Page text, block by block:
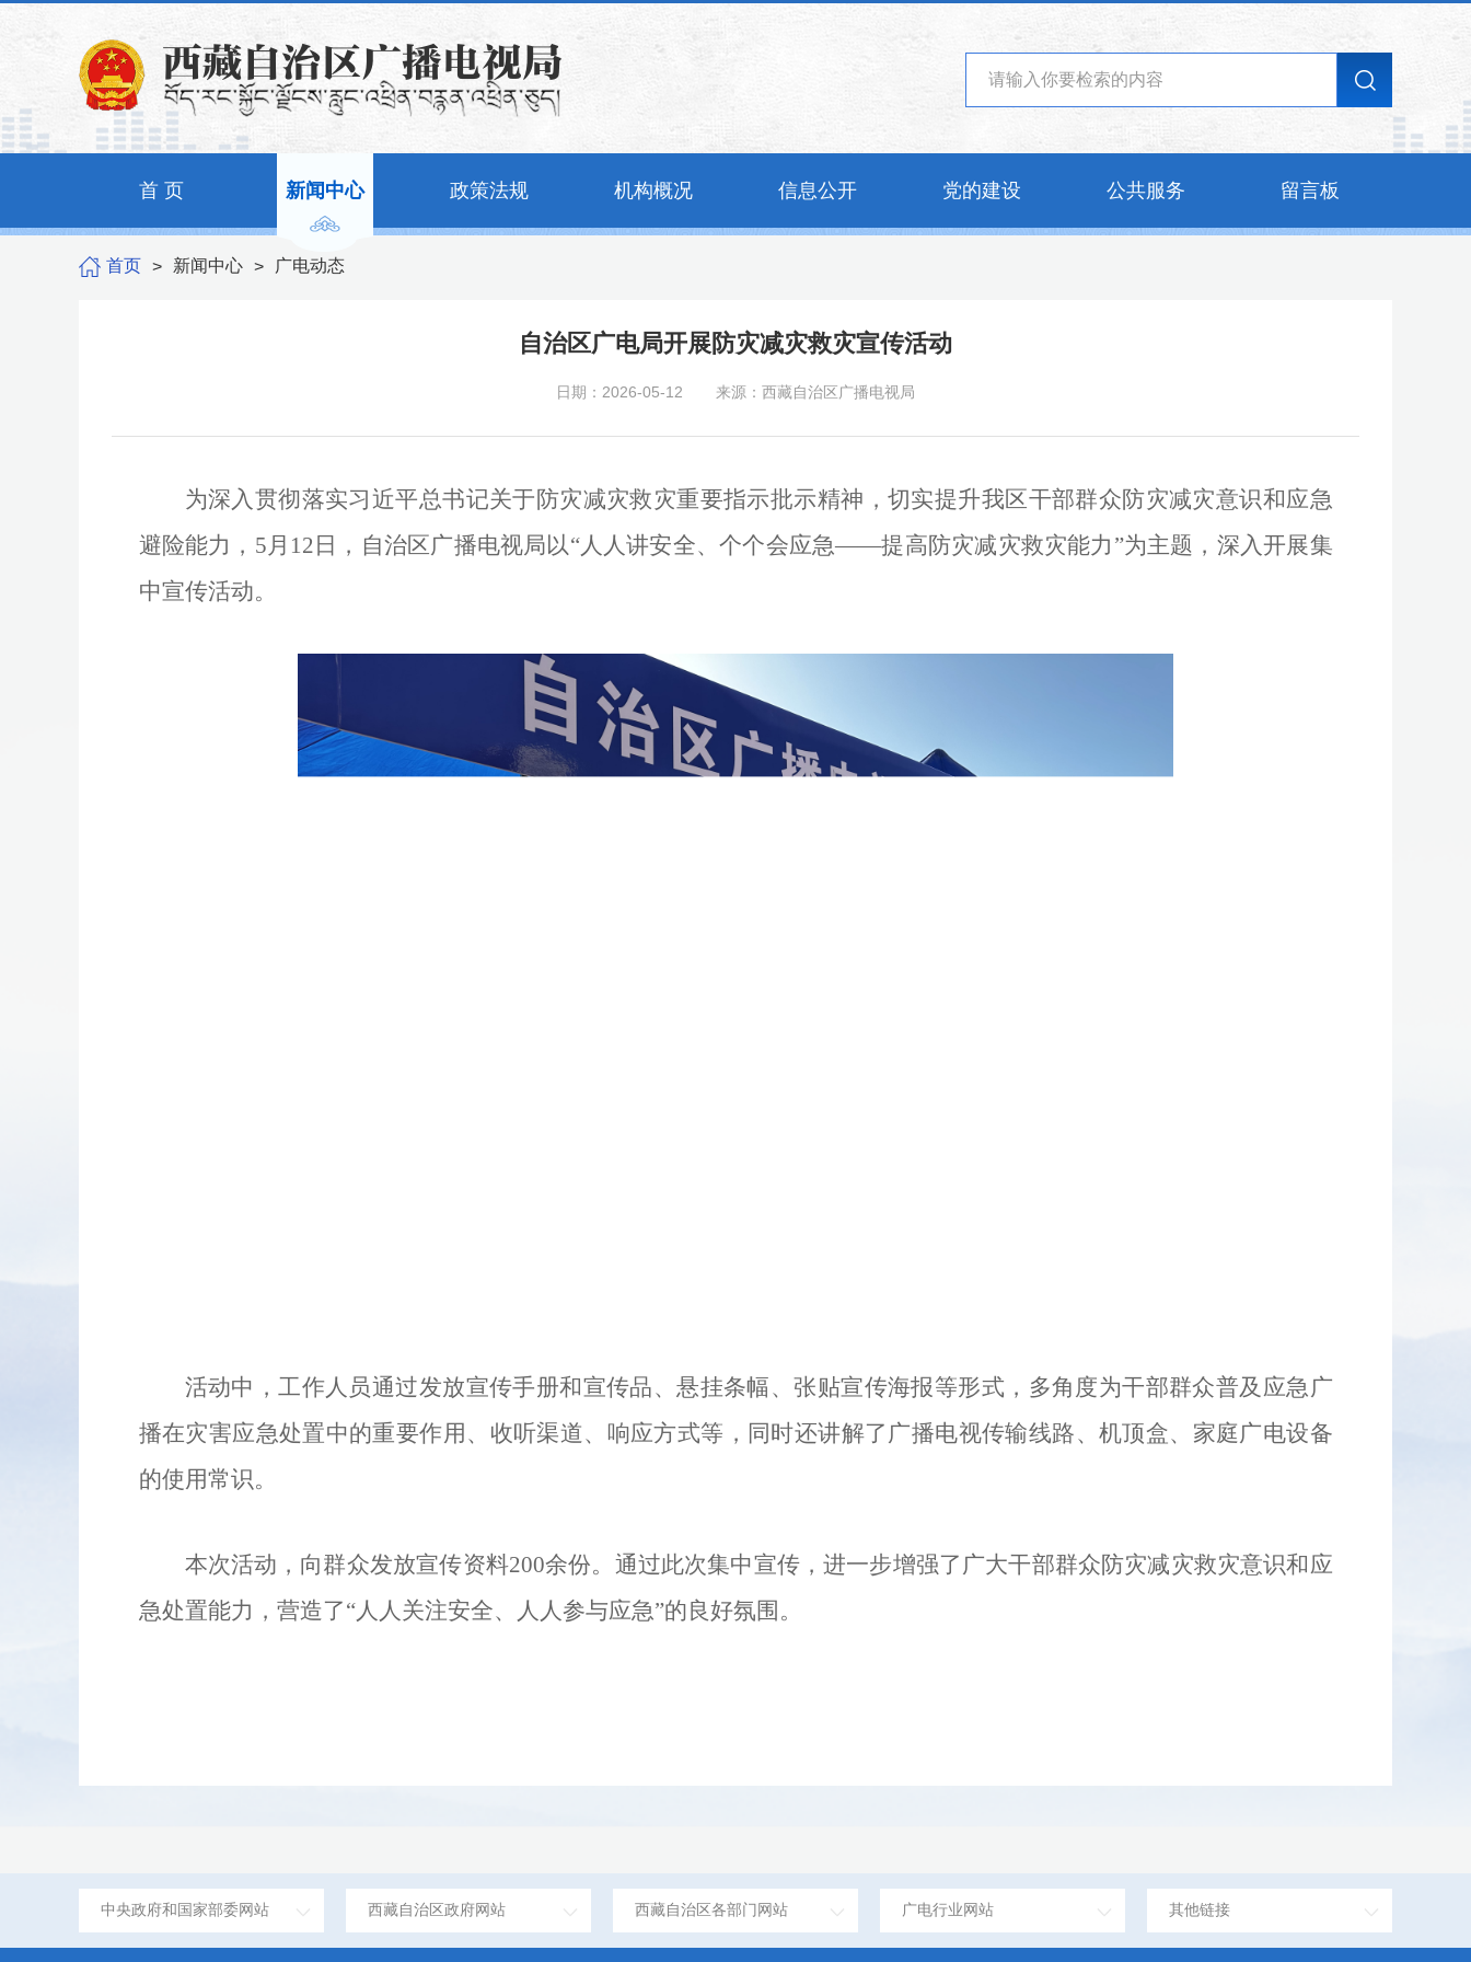
首 页 新闻中心 政策法规 机构概况 信息公开 党的建设 公共服务 留言板
首页 > 新闻中心 > 广电动态
自治区广电局开展防灾减灾救灾宣传活动
日期：2026-05-12 来源：西藏自治区广播电视局
为深入贯彻落实习近平总书记关于防灾减灾救灾重要指示批示精神，切实提升我区干部群众防灾减灾意识和应急
避险能力， 5月 12 日，自治区广播电视局以“人人讲安全、个个会应急——提高防灾减灾救灾能力 ”为主题 ， 深入开展集
中宣传活动。
活动中，工作人员通过发放宣传手册和宣传品、悬挂条幅、张贴宣传海报等形式，多角度为干部群众普及应急广
播在灾害应急处置中的重要作用、 收听渠道、响应方式等 ，同时还讲解了广播电视传输线路、机顶盒、家庭广电设备
的使用常识。
本次活动，向群众发放宣传资料200余份。通过此次集中宣传，进一步增强了广大干部群众防灾减灾救灾意识和应
急处置能力，营造了“人人关注安全、人人参与应急”的良好氛围。
中央政府和国家部委网站 西藏自治区政府网站 西藏自治区各部门网站 广电行业网站 其他链接